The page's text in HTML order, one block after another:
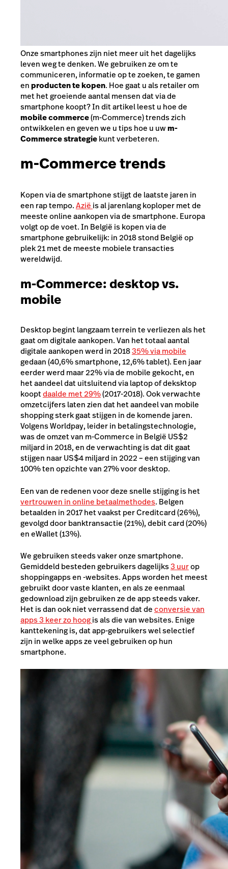
Onze smartphones zijn niet meer uit het dagelijks
leven weg te denken. We gebruiken ze om te
communiceren, informatie op te zoeken, te gamen
enproducten te kopen. Hoe gaat u als retailer om
met het groeiende aantal mensen dat via de
smartphone koopt? In dit artikel leest u hoe de
mobile commerce(m-Commerce) trends zich
ontwikkelen en geven we u tips hoe u uwm-
Commerce strategiekunt verbeteren.
m-Commerce trends
Kopen via de smartphone stijgt de laatste jaren in
een rap tempo.Azië is al jarenlang koploper met de
meeste online aankopen via de smartphone. Europa
volgt op de voet. In België is kopen via de
smartphone gebruikelijk: in 2018 stond België op
plek 21 met de meeste mobiele transacties
wereldwijd.
m-Commerce: desktop vs.
mobile
Desktop begint langzaam terrein te verliezen als het
gaat om digitale aankopen. Van het totaal aantal
digitale aankopen werd in 201835% via mobile
gedaan (40,6% smartphone, 12,6% tablet). Een jaar
eerder werd maar 22% via de mobile gekocht, en
het aandeel dat uitsluitend via laptop of deksktop
kooptdaalde met 29%(2017-2018). Ook verwachte
omzetcijfers laten zien dat het aandeel van mobile
shopping sterk gaat stijgen in de komende jaren.
VolgensWorldpay, leider in betalingstechnologie,
was de omzet van m-Commerce in België US$2
miljard in 2018, en de verwachting is dat dit gaat
stijgen naar US$4 miljard in 2022 – een stijging van
100% ten opzichte van 27% voor desktop.
Een van de redenen voor deze snelle stijging is het
vertrouwen in online betaalmethodes. Belgen
betaalden in 2017 hetvaakst per Creditcard (26%),
gevolgd door banktransactie(21%), debit card (20%)
en eWallet (13%).
We gebruiken steeds vaker onze smartphone.
Gemiddeld besteden gebruikers dagelijks3 uurop
shoppingapps en -websites. Apps worden het meest
gebruikt door vaste klanten, en als ze eenmaal
gedownload zijn gebruiken ze de app steeds vaker.
Het is dan ook niet verrassend dat deconversie van
apps 3 keer zo hoogis als die van websites. Enige
kanttekening is, dat app-gebruikers wel selectief
zijn in welke apps ze veel gebruiken op hun
smartphone.